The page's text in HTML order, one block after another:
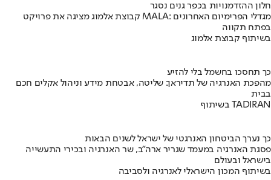
חלון ההזדמנויות בכפר גנים נסגר
קבוצת אלמוג מציגה את פרויקט MALA: מגדלי הפרימיום האחרונים
בפתח תקווה
בשיתוף קבוצת אלמוג
כך תחסכו בחשמל בלי להזיע
מהפכת האנרגיה של תדיראן: שליטה, אבטחת מידע וניהול אקלים חכם
בבית
בשיתוף TADIRAN
כך נערך הביטחון האנרגטי של ישראל לשנים הבאות
פסגת האנרגיה במעמד שגריר ארה"ב, שר האנרגיה ובכירי התעשייה
בישראל ובעולם
בשיתוף המכון הישראלי לאנרגיה ולסביבה